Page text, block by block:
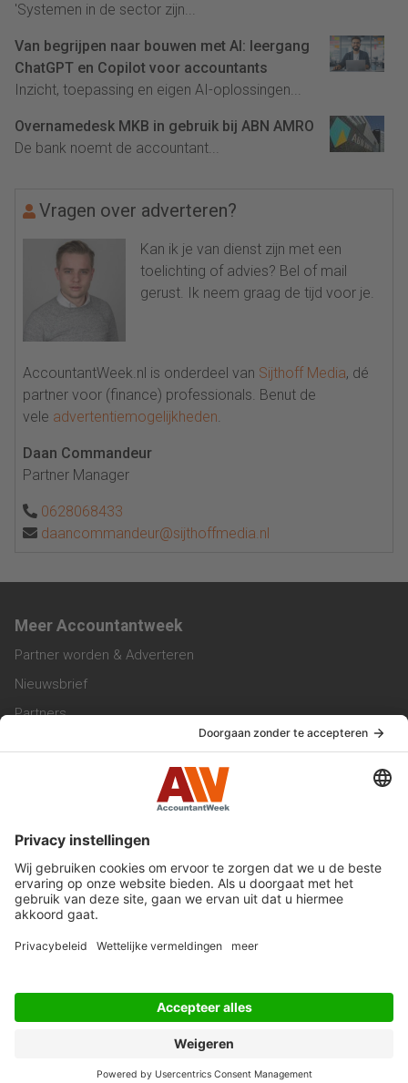
'Systemen in de sector zijn...
Van begrijpen naar bouwen met AI: leergang
ChatGPT en Copilot voor accountants
Inzicht, toepassing en eigen AI-oplossingen...
Overnamedesk MKB in gebruik bij ABN AMRO
De bank noemt de accountant...
Vragen over adverteren?
Kan ik je van dienst zijn met een
toelichting of advies? Bel of mail
gerust. Ik neem graag de tijd voor je.
AccountantWeek.nl is onderdeel van Sijthoff Media, dé
partner voor (finance) professionals. Benut de
vele advertentiemogelijkheden.
Daan Commandeur
Partner Manager
0628068433
daancommandeur@sijthoffmedia.nl
Meer Accountantweek
Partner worden & Adverteren
Nieuwsbrief
Partners
Werken bij ons
Privacy Statement
Algemene Voorwaarden
Privacyinstellingen